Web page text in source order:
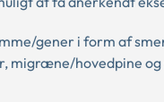
gener i form af
migræne/hovedpine